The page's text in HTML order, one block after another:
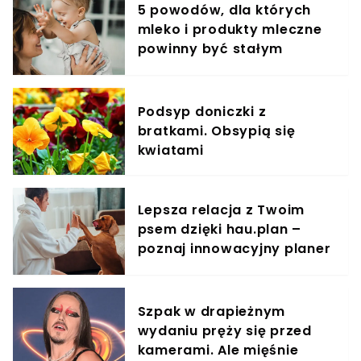
5 powodów, dla których
mleko i produkty mleczne
powinny być stałym
Podsyp doniczki z
bratkami. Obsypią się
kwiatami
Lepsza relacja z Twoim
psem dzięki hau.plan –
poznaj innowacyjny planer
Szpak w drapieżnym
wydaniu pręży się przed
kamerami. Ale mięśnie